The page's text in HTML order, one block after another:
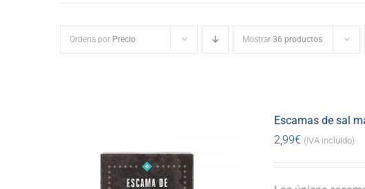
Ordena por Precio Mostrar 36 productos
Escamas de sal
2,99€ (IVA incluido)